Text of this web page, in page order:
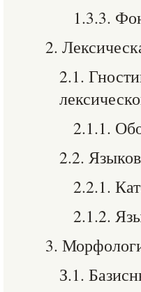
1.3.3.
2.
2.1.
2.1.1.
2.2.
2.2.1.
2.1.2.
3.
З.1.